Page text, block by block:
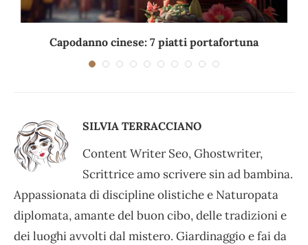
Capodanno cinese: 7 piatti portafortuna
SILVIA TERRACCIANO
Content Writer Seo, Ghostwriter,
Scrittrice amo scrivere sin ad bambina.
Appassionata di discipline olistiche e Naturopata
diplomata, amante del buon cibo, delle tradizioni e
dei luoghi avvolti dal mistero. Giardinaggio e fai da